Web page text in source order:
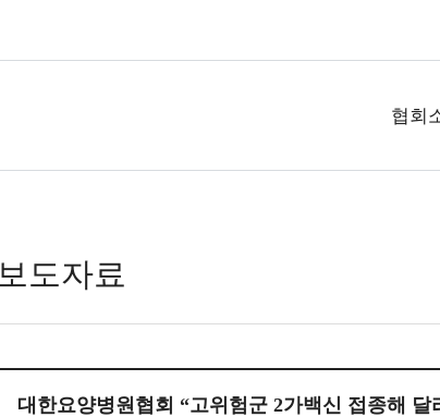
협회
보도자료
대한요양병원협회 “고위험군 2가백신 접종해 달